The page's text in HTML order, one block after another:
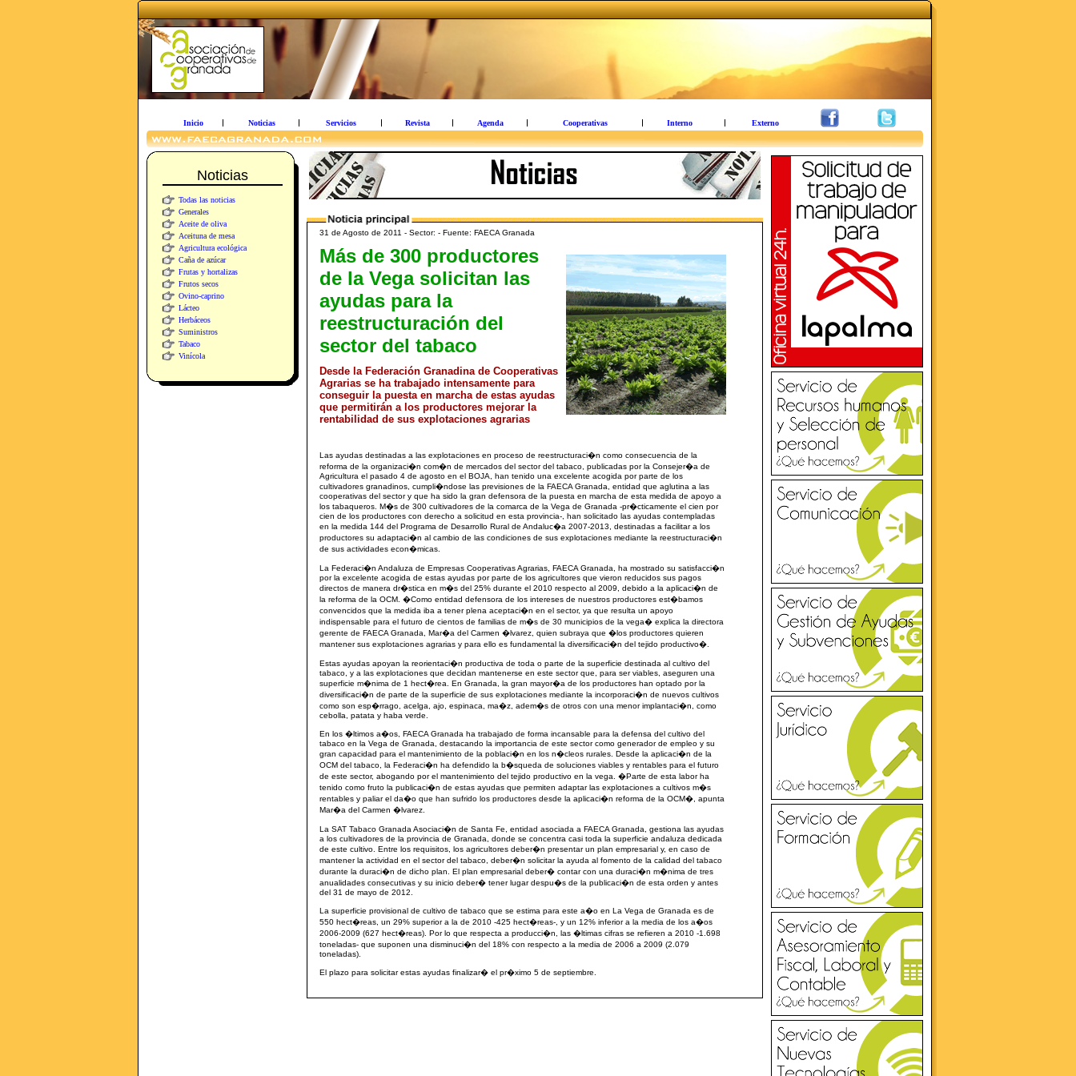
Inicio Noticias Servicios Revista Agenda Cooperativas Interno Externo
Noticias
Todas las noticias
Generales
Aceite de oliva
Aceituna de mesa
Agricultura ecológica
Caña de azúcar
Frutas y hortalizas
Frutos secos
Ovino-caprino
Lácteo
Herbáceos
Suministros
Tabaco
Vinícola
31 de Agosto de 2011 - Sector: - Fuente: FAECA Granada
Más de 300 productores
de la Vega solicitan las
ayudas para la
reestructuración del
sector del tabaco
Desde la Federación Granadina de Cooperativas
Agrarias se ha trabajado intensamente para
conseguir la puesta en marcha de estas ayudas
que permitirán a los productores mejorar la
rentabilidad de sus explotaciones agrarias
Las ayudas destinadas a las explotaciones en proceso de reestructuraci�n como consecuencia de la
reforma de la organizaci�n com�n de mercados del sector del tabaco, publicadas por la Consejer�a de
Agricultura el pasado 4 de agosto en el BOJA, han tenido una excelente acogida por parte de los
cultivadores granadinos, cumpli�ndose las previsiones de la FAECA Granada, entidad que aglutina a las
cooperativas del sector y que ha sido la gran defensora de la puesta en marcha de esta medida de apoyo a
los tabaqueros. M�s de 300 cultivadores de la comarca de la Vega de Granada -pr�cticamente el cien por
cien de los productores con derecho a solicitud en esta provincia-, han solicitado las ayudas contempladas
en la medida 144 del Programa de Desarrollo Rural de Andaluc�a 2007-2013, destinadas a facilitar a los
productores su adaptaci�n al cambio de las condiciones de sus explotaciones mediante la reestructuraci�n
de sus actividades econ�micas.
La Federaci�n Andaluza de Empresas Cooperativas Agrarias, FAECA Granada, ha mostrado su satisfacci�n
por la excelente acogida de estas ayudas por parte de los agricultores que vieron reducidos sus pagos
directos de manera dr�stica en m�s del 25% durante el 2010 respecto al 2009, debido a la aplicaci�n de
la reforma de la OCM. �Como entidad defensora de los intereses de nuestros productores est�bamos
convencidos que la medida iba a tener plena aceptaci�n en el sector, ya que resulta un apoyo
indispensable para el futuro de cientos de familias de m�s de 30 municipios de la vega� explica la directora
gerente de FAECA Granada, Mar�a del Carmen �lvarez, quien subraya que �los productores quieren
mantener sus explotaciones agrarias y para ello es fundamental la diversificaci�n del tejido productivo�.
Estas ayudas apoyan la reorientaci�n productiva de toda o parte de la superficie destinada al cultivo del
tabaco, y a las explotaciones que decidan mantenerse en este sector que, para ser viables, aseguren una
superficie m�nima de 1 hect�rea. En Granada, la gran mayor�a de los productores han optado por la
diversificaci�n de parte de la superficie de sus explotaciones mediante la incorporaci�n de nuevos cultivos
como son esp�rrago, acelga, ajo, espinaca, ma�z, adem�s de otros con una menor implantaci�n, como
cebolla, patata y haba verde.
En los �ltimos a�os, FAECA Granada ha trabajado de forma incansable para la defensa del cultivo del
tabaco en la Vega de Granada, destacando la importancia de este sector como generador de empleo y su
gran capacidad para el mantenimiento de la poblaci�n en los n�cleos rurales. Desde la aplicaci�n de la
OCM del tabaco, la Federaci�n ha defendido la b�squeda de soluciones viables y rentables para el futuro
de este sector, abogando por el mantenimiento del tejido productivo en la vega. �Parte de esta labor ha
tenido como fruto la publicaci�n de estas ayudas que permiten adaptar las explotaciones a cultivos m�s
rentables y paliar el da�o que han sufrido los productores desde la aplicaci�n reforma de la OCM�, apunta
Mar�a del Carmen �lvarez.
La SAT Tabaco Granada Asociaci�n de Santa Fe, entidad asociada a FAECA Granada, gestiona las ayudas
a los cultivadores de la provincia de Granada, donde se concentra casi toda la superficie andaluza dedicada
de este cultivo. Entre los requisitos, los agricultores deber�n presentar un plan empresarial y, en caso de
mantener la actividad en el sector del tabaco, deber�n solicitar la ayuda al fomento de la calidad del tabaco
durante la duraci�n de dicho plan. El plan empresarial deber� contar con una duraci�n m�nima de tres
anualidades consecutivas y su inicio deber� tener lugar despu�s de la publicaci�n de esta orden y antes
del 31 de mayo de 2012.
La superficie provisional de cultivo de tabaco que se estima para este a�o en La Vega de Granada es de
550 hect�reas, un 29% superior a la de 2010 -425 hect�reas-, y un 12% inferior a la media de los a�os
2006-2009 (627 hect�reas). Por lo que respecta a producci�n, las �ltimas cifras se refieren a 2010 -1.698
toneladas- que suponen una disminuci�n del 18% con respecto a la media de 2006 a 2009 (2.079
toneladas).
El plazo para solicitar estas ayudas finalizar� el pr�ximo 5 de septiembre.